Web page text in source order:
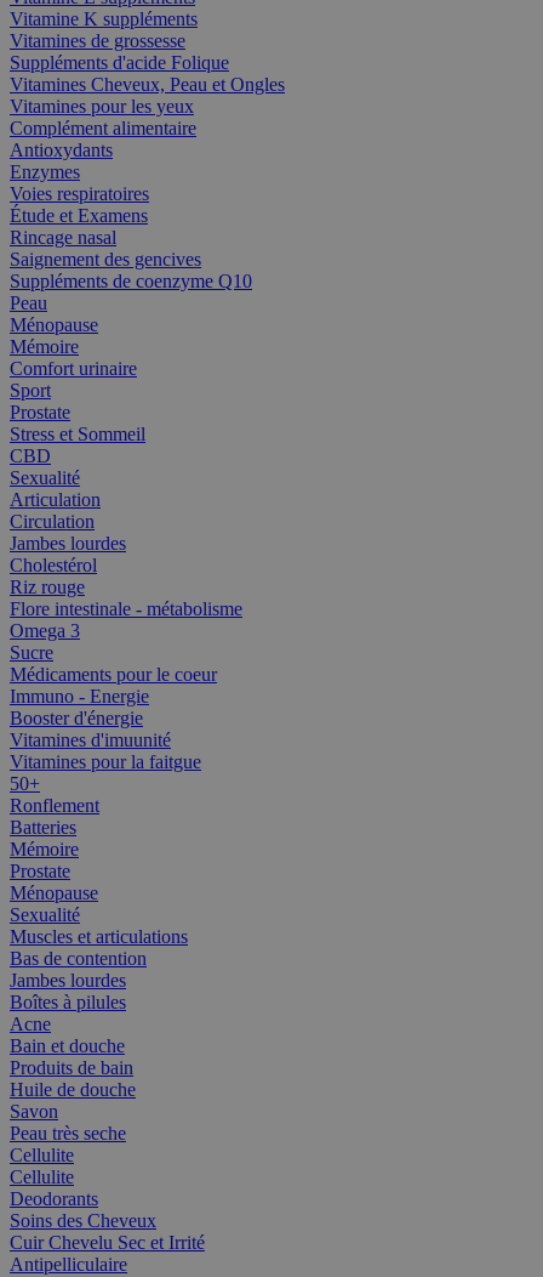
Vitamine K suppléments
Vitamines de grossesse
Suppléments d'acide Folique
Vitamines Cheveux, Peau et Ongles
Vitamines pour les yeux
Complément alimentaire
Antioxydants
Enzymes
Voies respiratoires
Étude et Examens
Rincage nasal
Saignement des gencives
Suppléments de coenzyme Q10
Peau
Ménopause
Mémoire
Comfort urinaire
Sport
Prostate
Stress et Sommeil
CBD
Sexualité
Articulation
Circulation
Jambes lourdes
Cholestérol
Riz rouge
Flore intestinale - métabolisme
Omega 3
Sucre
Médicaments pour le coeur
Immuno - Energie
Booster d'énergie
Vitamines d'imuunité
Vitamines pour la faitgue
50+
Ronflement
Batteries
Mémoire
Prostate
Ménopause
Sexualité
Muscles et articulations
Bas de contention
Jambes lourdes
Boîtes à pilules
Acne
Bain et douche
Produits de bain
Huile de douche
Savon
Peau très seche
Cellulite
Cellulite
Deodorants
Soins des Cheveux
Cuir Chevelu Sec et Irrité
Antipelliculaire